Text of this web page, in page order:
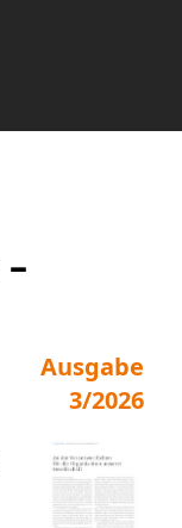
Ausgabe
3/2026